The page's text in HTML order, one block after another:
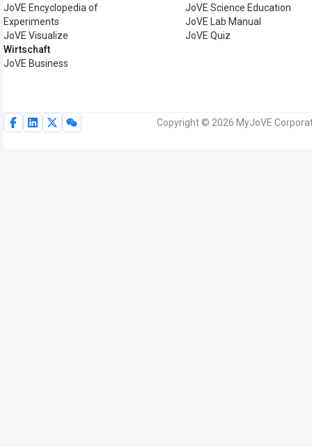
JoVE Encyclopedia of
Experiments
JoVE Visualize
Wirtschaft
JoVE Business
JoVE Science Education
JoVE Lab Manual
JoVE Quiz
Copyright © 2026 MyJoVE